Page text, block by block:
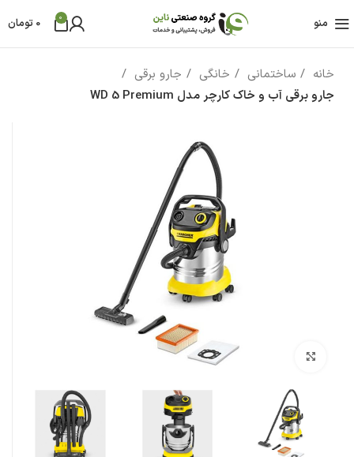
منو 0
0 تومان
خانه ساختمانی خانگی
جارو برقی
جارو برقی آب و خاک کارچر مدل WD 5 Premium
بزرگنمایی تصویر